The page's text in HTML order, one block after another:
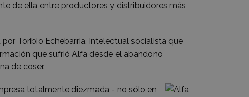
de ella entre productores y distribuidores más
Toribio Echebarria. Intelectual socialista que
que sufrió Alfa desde el abandono
de coser.
totalmente diezmada - no sólo en